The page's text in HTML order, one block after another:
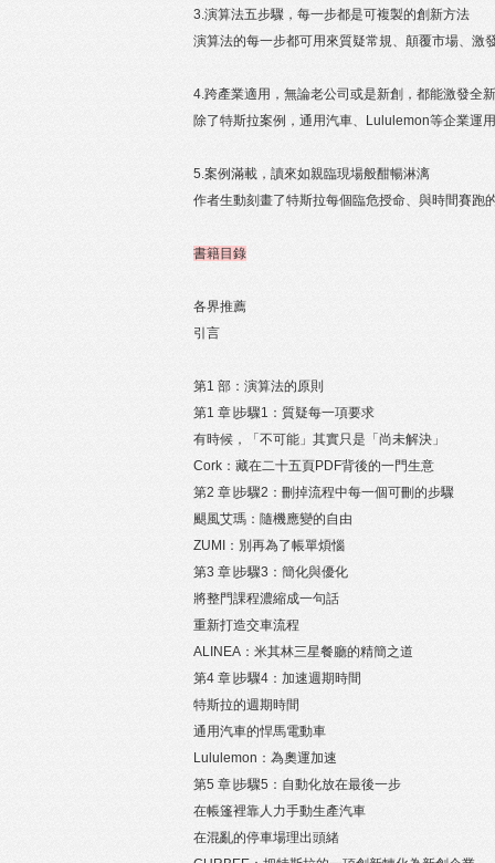
3.演算法五步驟，每一步都是可複製的創新方法
演算法的每一步都可用來質疑常規、顛覆市場、激
4.跨產業適用，無論老公司或是新創，都能激發全
除了特斯拉案例，通用汽車、Lululemon等企業運
5.案例滿載，讀來如親臨現場般酣暢淋漓
作者生動刻畫了特斯拉每個臨危授命、與時間賽跑
書籍目錄
各界推薦
引言
第1 部：演算法的原則
第1 章∣步驟1：質疑每一項要求
有時候，「不可能」其實只是「尚未解決」
Cork：藏在二十五頁PDF背後的一門生意
第2 章∣步驟2：刪掉流程中每一個可刪的步驟
颶風艾瑪：隨機應變的自由
ZUMI：別再為了帳單煩惱
第3 章∣步驟3：簡化與優化
將整門課程濃縮成一句話
重新打造交車流程
ALINEA：米其林三星餐廳的精簡之道
第4 章∣步驟4：加速週期時間
特斯拉的週期時間
通用汽車的悍馬電動車
Lululemon：為奧運加速
第5 章∣步驟5：自動化放在最後一步
在帳篷裡靠人力手動生產汽車
在混亂的停車場理出頭緒